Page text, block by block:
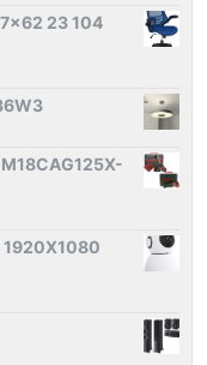
23 104
1920X1080